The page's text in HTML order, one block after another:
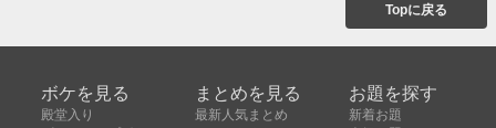
Topに戻る
ボケを見る
殿堂入り
まとめを見る
最新人気まとめ
お題を探す
新着お題